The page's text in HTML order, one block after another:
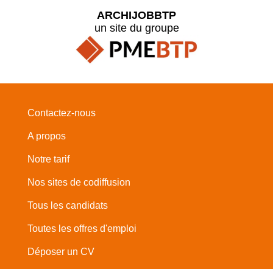
ARCHIJOBBTP
un site du groupe
Contactez-nous
A propos
Notre tarif
Nos sites de codiffusion
Tous les candidats
Toutes les offres d'emploi
Déposer un CV